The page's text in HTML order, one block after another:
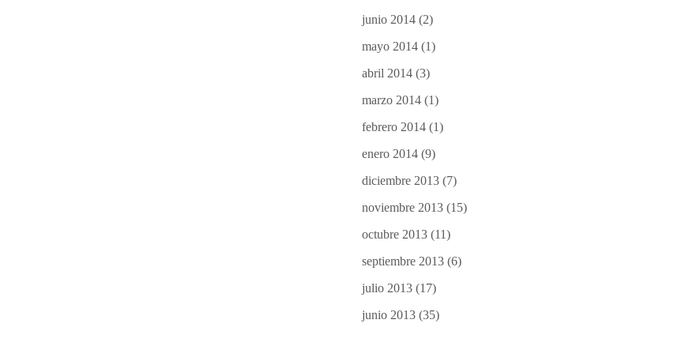
junio 2014 (2)
mayo 2014 (1)
abril 2014 (3)
marzo 2014 (1)
febrero 2014 (1)
enero 2014 (9)
diciembre 2013 (7)
noviembre 2013 (15)
octubre 2013 (11)
septiembre 2013 (6)
julio 2013 (17)
junio 2013 (35)